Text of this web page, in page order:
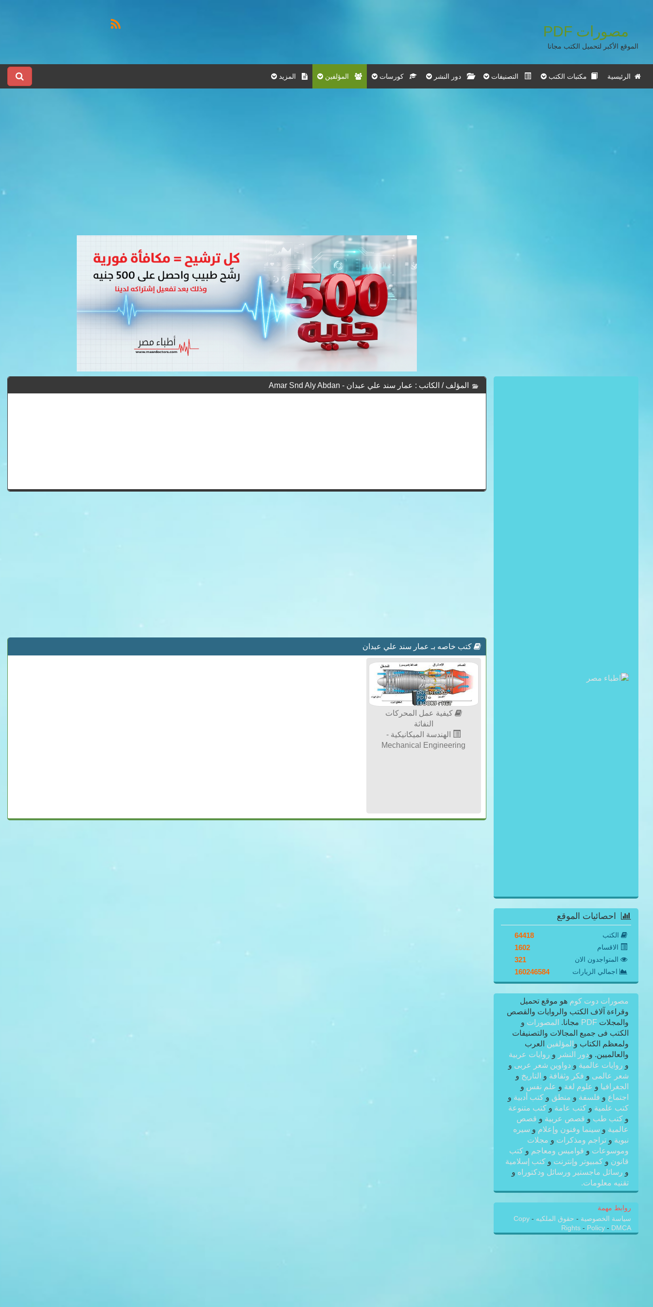
مصورات PDF
الموقع الأكبر لتحميل الكتب مجانا
الرئيسية مكتبات الكتب التصنيفات دور النشر كورسات المؤلفين المزيد
المؤلف / الكاتب : عمار سند علي عبدان - Amar Snd Aly Abdan
كتب خاصه بـ عمار سند علي عبدان
كيفية عمل المحركات
النفاثة
الهندسة الميكانيكية -
Mechanical Engineering
احصائيات الموقع
الكتب 64418
الاقسام 1602
المتواجدون الان 321
اجمالي الزيارات 160246584
مصورات دوت كوم هو موقع تحميل
وقراءة آلاف الكتب والروايات والقصص
والمجلات PDF مجانا. المصورات و
الكتب فى جميع المجالات والتصنيفات
ولمعظم الكتاب و المؤلفين العرب
والعالميين. ودور النشر و روايات عربية
و روايات عالمية و دواوين شعر عربى و
شعر عالمى و فكر وثقافة و التاريخ و
الجغرافيا و علوم لغة و علم نفس و
اجتماع و فلسفة و منطق و كتب أدبية و
كتب علمية و كتب عامة و كتب متنوعة
و كتب طب و قصص عربية و قصص
عالمية و سينما وفنون وإعلام و سيره
نبوية و تراجم ومذكرات و مجلات
وموسوعات و قواميس ومعاجم و كتب
قانون و كمبيوتر وإنترنت و كتب إسلامية
و رسائل ماجستير ورسائل ودكتوراه و
تقنيه معلومات.
روابط مهمة
سياسة الخصوصية - حقوق الملكيه -
Copy
Rights - Policy - DMCA